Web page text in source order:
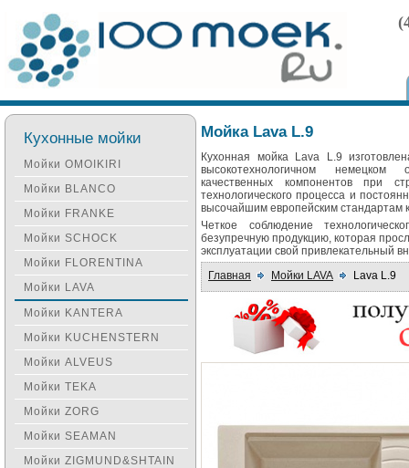
Мойка Lava L.9
Кухонная мойка Lava L.9
высокотехнологичном немецком
качественных компонентов при
технологического процесса и
высочайшим европейским стандартам
Четкое соблюдение
безупречную продукцию, которая
эксплуатации свой привлекательный
Главная
Мойки LAVA Lava L.9
Кухонные мойки
Мойки OMOIKIRI
Мойки BLANCO
Мойки FRANKE
Мойки SCHOCK
Мойки FLORENTINA
Мойки LAVA
Мойки KANTERA
Мойки KUCHENSTERN
Мойки ALVEUS
Мойки TEKA
Мойки ZORG
Мойки SEAMAN
Мойки ZIGMUND&SHTAIN